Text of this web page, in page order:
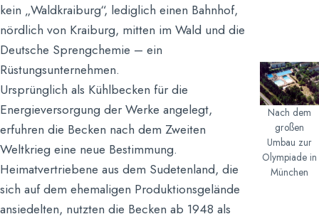
kein „Waldkraiburg“, lediglich einen Bahnhof,
nördlich von Kraiburg, mitten im Wald und die
Deutsche Sprengchemie – ein
Rüstungsunternehmen.
Ursprünglich als Kühlbecken für die
Energieversorgung der Werke angelegt,
erfuhren die Becken nach dem Zweiten
Weltkrieg eine neue Bestimmung.
Heimatvertriebene aus dem Sudetenland, die
sich auf dem ehemaligen Produktionsgelände
ansiedelten, nutzten die Becken ab 1948 als
Nach dem
großen
Umbau zur
Olympiade in
München